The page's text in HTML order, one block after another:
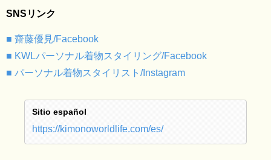
SNSリンク
■ 齋藤優見/Facebook
■ KWLパーソナル着物スタイリング/Facebook
■ パーソナル着物スタイリスト/Instagram
Sitio español
https://kimonoworldlife.com/es/